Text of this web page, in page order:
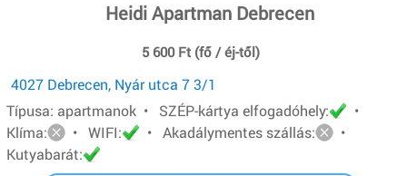
Heidi Apartman Debrecen
5 600 Ft (fő / éj-től)
4027 Debrecen, Nyár utca 7 3/1
Típusa: apartmanok • SZÉP-kártya elfogadóhely:
•
Klíma:
• WIFI: • Akadálymentes szállás:
•
Kutyabarát: